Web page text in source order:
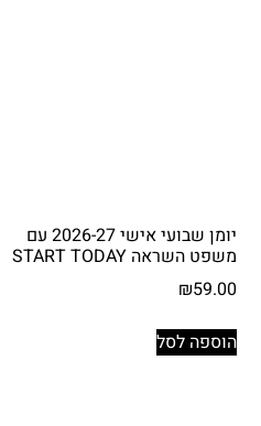
יומן שבועי אישי 2026-27 עם
משפט השראה START TODAY
₪59.00
הוספה לסל